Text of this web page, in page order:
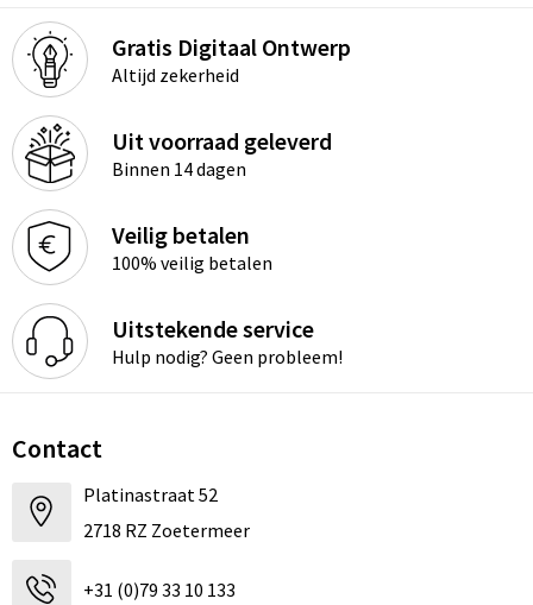
Gratis Digitaal Ontwerp
Altijd zekerheid
Uit voorraad geleverd
Binnen 14 dagen
Veilig betalen
100% veilig betalen
Uitstekende service
Hulp nodig? Geen probleem!
Contact
Platinastraat 52
2718 RZ Zoetermeer
+31 (0)79 33 10 133